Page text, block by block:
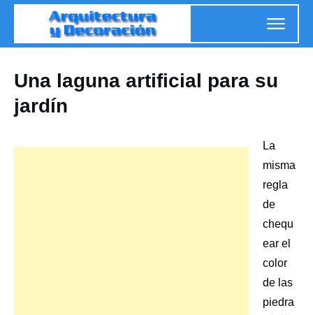
Una laguna artificial para su
jardín
La
misma
regla
de
chequ
ear el
color
de las
piedra